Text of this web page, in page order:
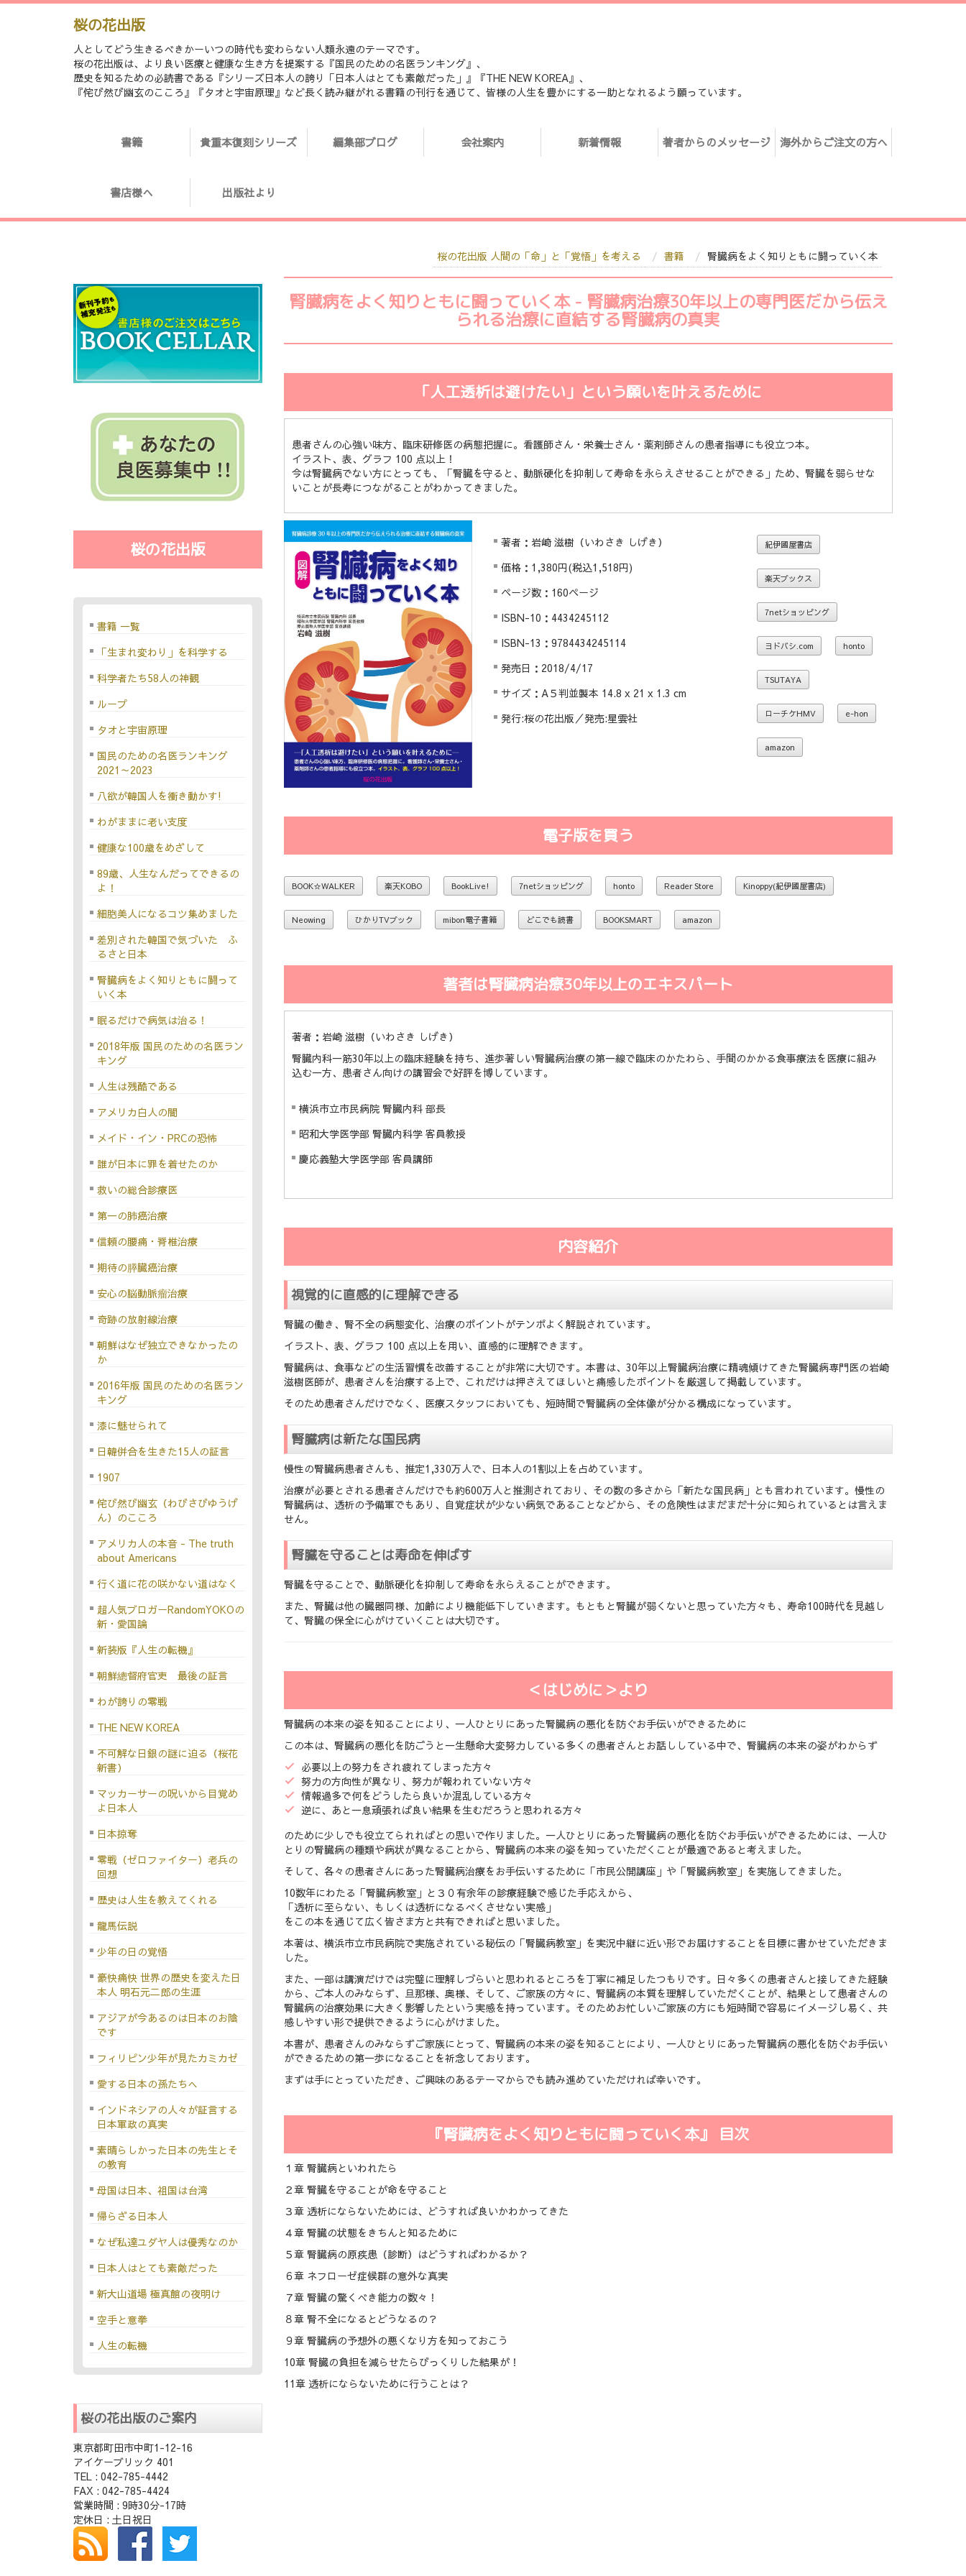
桜の花出版
人としてどう生きるべきかーいつの時代も変わらない人類永遠のテーマです。
桜の花出版は、より良い医療と健康な生き方を提案する『国民のための名医ランキング』、
歴史を知るための必読書である『シリーズ日本人の誇り「日本人はとても素敵だった」』『THE NEW KOREA』、
『侘び然び幽玄のこころ』『タオと宇宙原理』など長く読み継がれる書籍の刊行を通じて、皆様の人生を豊かにする一助となれるよう願っています。
書籍 貴重本復刻シリーズ 編集部ブログ 会社案内 新着情報 著者からのメッセージ 海外からご注文の方へ
書店様へ 出版社より
桜の花出版 人間の「命」と「覚悟」を考える 書籍 腎臓病をよく知りともに闘っていく本
腎臓病をよく知りともに闘っていく本 - 腎臓病治療30年以上の専門医だから伝え
られる治療に直結する腎臓病の真実
「人工透析は避けたい」という願いを叶えるために
患者さんの心強い味方、臨床研修医の病態把握に。看護師さん・栄養士さん・薬剤師さんの患者指導にも役立つ本。
イラスト、表、グラフ 100 点以上！
今は腎臓病でない方にとっても、「腎臓を守ると、動脈硬化を抑制して寿命を永らえさせることができる」ため、腎臓を弱らせな
いことが長寿につながることがわかってきました。
著者：岩崎 滋樹（いわさき しげき）
価格：1,380円(税込1,518円)
ページ数：160ページ
ISBN-10：4434245112
ISBN-13：9784434245114
発売日：2018/4/17
サイズ：A５判並製本 14.8 x 21 x 1.3 cm
発行:桜の花出版／発売:星雲社
紀伊國屋書店
楽天ブックス
7netショッピング
ヨドバシ.com honto
TSUTAYA
ローチケHMV e-hon
amazon
電子版を買う
BOOK☆WALKER 楽天KOBO BookLive! 7netショッピング honto Reader Store Kinoppy(紀伊國屋書店)
Neowing ひかりTVブック mibon電子書籍 どこでも読書 BOOKSMART amazon
著者は腎臓病治療30年以上のエキスパート
著者：岩崎 滋樹（いわさき しげき）
腎臓内科一筋30年以上の臨床経験を持ち、進歩著しい腎臓病治療の第一線で臨床のかたわら、手間のかかる食事療法を医療に組み
込む一方、患者さん向けの講習会で好評を博しています。
横浜市立市民病院 腎臓内科 部長
昭和大学医学部 腎臓内科学 客員教授
慶応義塾大学医学部 客員講師
内容紹介
視覚的に直感的に理解できる
腎臓の働き、腎不全の病態変化、治療のポイントがテンポよく解説されています。
イラスト、表、グラフ 100 点以上を用い、直感的に理解できます。
腎臓病は、食事などの生活習慣を改善することが非常に大切です。本書は、30年以上腎臓病治療に精魂傾けてきた腎臓病専門医の岩崎
滋樹医師が、患者さんを治療する上で、これだけは押さえてほしいと痛感したポイントを厳選して掲載しています。
そのため患者さんだけでなく、医療スタッフにおいても、短時間で腎臓病の全体像が分かる構成になっています。
腎臓病は新たな国民病
慢性の腎臓病患者さんも、推定1,330万人で、日本人の1割以上を占めています。
治療が必要とされる患者さんだけでも約600万人と推測されており、その数の多さから「新たな国民病」とも言われています。慢性の
腎臓病は、透析の予備軍でもあり、自覚症状が少ない病気であることなどから、その危険性はまだまだ十分に知られているとは言えま
せん。
腎臓を守ることは寿命を伸ばす
腎臓を守ることで、動脈硬化を抑制して寿命を永らえることができます。
また、腎臓は他の臓器同様、加齢により機能低下していきます。もともと腎臓が弱くないと思っていた方々も、寿命100時代を見越し
て、腎臓の保全に心がけていくことは大切です。
＜はじめに＞より
腎臓病の本来の姿を知ることにより、一人ひとりにあった腎臓病の悪化を防ぐお手伝いができるために
この本は、腎臓病の悪化を防ごうと一生懸命大変努力している多くの患者さんとお話ししている中で、腎臓病の本来の姿がわからず
必要以上の努力をされ疲れてしまった方々
努力の方向性が異なり、努力が報われていない方々
情報過多で何をどうしたら良いか混乱している方々
逆に、あと一息頑張れば良い結果を生むだろうと思われる方々
のために少しでも役立てられればとの思いで作りました。一人ひとりにあった腎臓病の悪化を防ぐお手伝いができるためには、一人ひ
とりの腎臓病の種類や病状が異なることから、腎臓病の本来の姿を知っていただくことが最適であると考えました。
そして、各々の患者さんにあった腎臓病治療をお手伝いするために「市民公開講座」や「腎臓病教室」を実施してきました。
10数年にわたる「腎臓病教室」と３０有余年の診療経験で感じた手応えから、
「透析に至らない、もしくは透析になるべくさせない実感」
をこの本を通じて広く皆さま方と共有できればと思いました。
本著は、横浜市立市民病院で実施されている秘伝の「腎臓病教室」を実況中継に近い形でお届けすることを目標に書かせていただきま
した。
また、一部は講演だけでは完璧に理解しづらいと思われるところを丁寧に補足したつもりです。日々多くの患者さんと接してきた経験
から、ご本人のみならず、旦那様、奥様、そして、ご家族の方々に、腎臓病の本質を理解していただくことが、結果として患者さんの
腎臓病の治療効果に大きく影響したという実感を持っています。そのためお忙しいご家族の方にも短時間で容易にイメージし易く、共
感しやすい形で提供できるように心がけました。
本書が、患者さんのみならずご家族にとって、腎臓病の本来の姿を知ることにより、一人ひとりにあった腎臓病の悪化を防ぐお手伝い
ができるための第一歩になることを祈念しております。
まずは手にとっていただき、ご興味のあるテーマからでも読み進めていただければ幸いです。
『腎臓病をよく知りともに闘っていく本』 目次
１章 腎臓病といわれたら
２章 腎臓を守ることが命を守ること
３章 透析にならないためには、どうすれば良いかわかってきた
４章 腎臓の状態をきちんと知るために
５章 腎臓病の原疾患（診断）はどうすればわかるか？
６章 ネフローゼ症候群の意外な真実
７章 腎臓の驚くべき能力の数々！
８章 腎不全になるとどうなるの？
９章 腎臓病の予想外の悪くなり方を知っておこう
10章 腎臓の負担を減らせたらびっくりした結果が！
11章 透析にならないために行うことは？
桜の花出版
書籍 一覧
「生まれ変わり」を科学する
科学者たち58人の神観
ループ
タオと宇宙原理
国民のための名医ランキング
2021～2023
八欲が韓国人を衝き動かす!
わがままに老い支度
健康な100歳をめざして
89歳、人生なんだってできるの
よ！
細胞美人になるコツ集めました
差別された韓国で気づいた ふ
るさと日本
腎臓病をよく知りともに闘って
いく本
眠るだけで病気は治る！
2018年版 国民のための名医ラン
キング
人生は残酷である
アメリカ白人の闇
メイド・イン・PRCの恐怖
誰が日本に罪を着せたのか
救いの総合診療医
第一の肺癌治療
信頼の腰痛・脊椎治療
期待の膵臓癌治療
安心の脳動脈瘤治療
奇跡の放射線治療
朝鮮はなぜ独立できなかったの
か
2016年版 国民のための名医ラン
キング
漆に魅せられて
日韓併合を生きた15人の証言
1907
侘び然び幽玄（わびさびゆうげ
ん）のこころ
アメリカ人の本音 - The truth
about Americans
行く道に花の咲かない道はなく
超人気ブロガーRandomYOKOの
新・愛国論
新装版『人生の転機』
朝鮮總督府官吏 最後の証言
わが誇りの零戦
THE NEW KOREA
不可解な日銀の謎に迫る（桜花
新書）
マッカーサーの呪いから目覚め
よ日本人
日本掠奪
零戦（ゼロファイター）老兵の
回想
歴史は人生を教えてくれる
龍馬伝説
少年の日の覚悟
豪快痛快 世界の歴史を変えた日
本人 明石元二郎の生涯
アジアが今あるのは日本のお陰
です
フィリピン少年が見たカミカゼ
愛する日本の孫たちへ
インドネシアの人々が証言する
日本軍政の真実
素晴らしかった日本の先生とそ
の教育
母国は日本、祖国は台湾
帰らざる日本人
なぜ私達ユダヤ人は優秀なのか
日本人はとても素敵だった
新大山道場 極真館の夜明け
空手と意拳
人生の転機
桜の花出版のご案内
東京都町田市中町1-12-16
アイケーブリック 401
TEL : 042-785-4442
FAX : 042-785-4424
営業時間 : 9時30分-17時
定休日 : 土日祝日